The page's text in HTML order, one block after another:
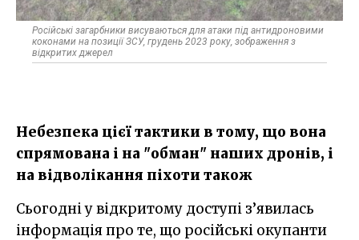
Російські загарбники висуваються для атаки під антидроновими
коконами на позиції ЗСУ, грудень 2023 року, зображення з
відкритих джерел
Небезпека цієї тактики в тому, що вона
спрямована і на "обман" наших дронів, і
на відволікання піхоти також
Сьогодні у відкритому доступі з’явилась
інформація про те, що російські окупанти